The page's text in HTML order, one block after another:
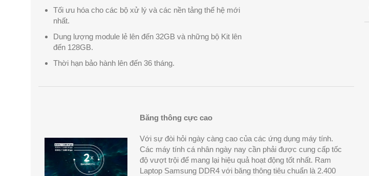
Tối ưu hóa cho các bộ xử lý và các nền tảng thế hệ mới
nhất.
Dung lượng module lẻ lên đến 32GB và những bộ Kit lên
đến 128GB.
Thời hạn bảo hành lên đến 36 tháng.
Băng thông cực cao
Với sự đòi hỏi ngày càng cao của các ứng dụng máy tính.
Các máy tính cá nhân ngày nay cần phải được cung cấp tốc
độ vượt trội để mang lại hiệu quả hoạt động tốt nhất. Ram
Laptop Samsung DDR4 với băng thông tiêu chuẩn là 2.400